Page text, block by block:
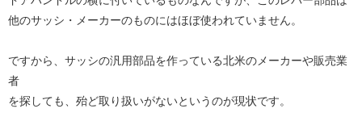
他のサッシ・メーカーのものにはほぼ使われていません。
ですから、サッシの汎用部品を作っている北米のメーカーや販売業
者
を探しても、殆ど取り扱いがないというのが現状です。